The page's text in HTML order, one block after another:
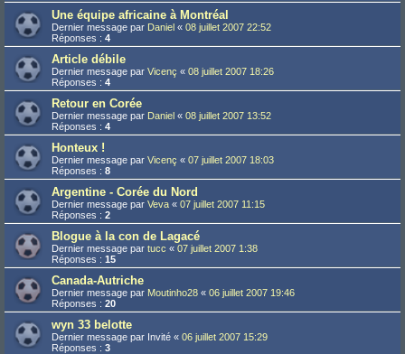
Une équipe africaine à Montréal
Dernier message par Daniel « 08 juillet 2007 22:52
Réponses : 4
Article débile
Dernier message par Vicenç « 08 juillet 2007 18:26
Réponses : 4
Retour en Corée
Dernier message par Daniel « 08 juillet 2007 13:52
Réponses : 4
Honteux !
Dernier message par Vicenç « 07 juillet 2007 18:03
Réponses : 8
Argentine - Corée du Nord
Dernier message par Veva « 07 juillet 2007 11:15
Réponses : 2
Blogue à la con de Lagacé
Dernier message par tucc « 07 juillet 2007 1:38
Réponses : 15
Canada-Autriche
Dernier message par Moutinho28 « 06 juillet 2007 19:46
Réponses : 20
wyn 33 belotte
Dernier message par Invité « 06 juillet 2007 15:29
Réponses : 3